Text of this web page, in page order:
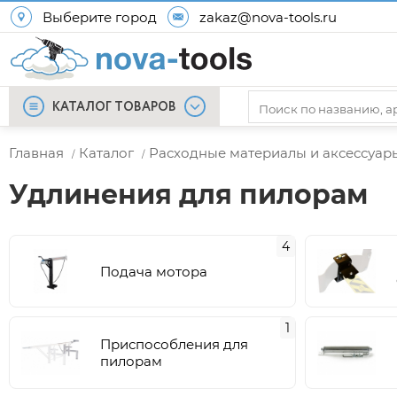
Выберите город zakaz@nova-tools.ru
КАТАЛОГ ТОВАРОВ
Главная / Каталог / Расходные материалы и
Удлинения для пилорам
Подача мотора
4
Приспособления для
пилорам
1